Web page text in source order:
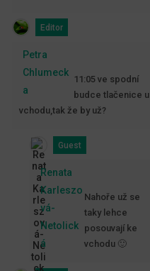
Editor
Petra
Chlumeck
a
11:05 ve spodní
budce tlačenice u
vchodu,tak že by už?
Guest
Renata
Karleszo
vá-
Netolick
á
Nahoře už se
taky lehce
posouvají ke
vchodu 🙂